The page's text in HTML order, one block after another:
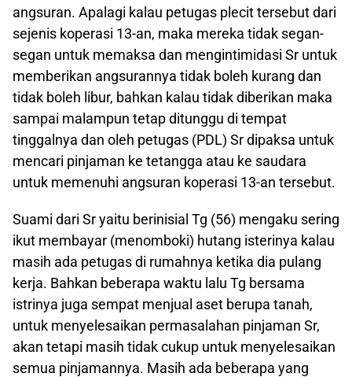
angsuran. Apalagi kalau petugas plecit tersebut dari
sejenis koperasi 13-an, maka mereka tidak segan-
segan untuk memaksa dan mengintimidasi Sr untuk
memberikan angsurannya tidak boleh kurang dan
tidak boleh libur, bahkan kalau tidak diberikan maka
sampai malampun tetap ditunggu di tempat
tinggalnya dan oleh petugas (PDL) Sr dipaksa untuk
mencari pinjaman ke tetangga atau ke saudara
untuk memenuhi angsuran koperasi 13-an tersebut.
Suami dari Sr yaitu berinisial Tg (56) mengaku sering
ikut membayar (menomboki) hutang isterinya kalau
masih ada petugas di rumahnya ketika dia pulang
kerja. Bahkan beberapa waktu lalu Tg bersama
istrinya juga sempat menjual aset berupa tanah,
untuk menyelesaikan permasalahan pinjaman Sr,
akan tetapi masih tidak cukup untuk menyelesaikan
semua pinjamannya. Masih ada beberapa yang